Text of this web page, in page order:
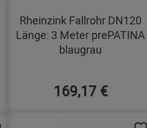
Rheinzink Fallrohr DN120
Länge: 3 Meter prePATINA
blaugrau
169,17 €